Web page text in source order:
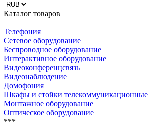
Каталог товаров
Телефония
Сетевое оборудование
Беспроводное оборудование
Интерактивное оборудование
Видеоконференцсвязь
Видеонаблюдение
Домофония
Шкафы и стойки телекоммуникационные
Монтажное оборудование
Оптическое оборудование
***